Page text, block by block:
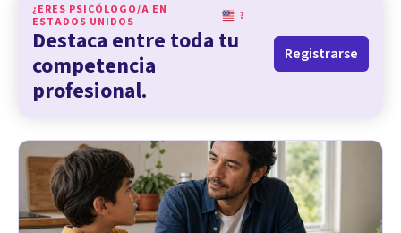
¿ERES PSICÓLOGO/A EN
ESTADOS UNIDOS
?
Destaca entre toda tu
competencia
profesional.
Registrarse